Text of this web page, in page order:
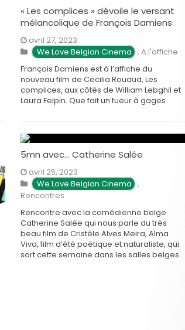
« Les complices » dévoile le versant
mélancolique de François Damiens
avril 27, 2023
We Love Belgian Cinema , A l'affiche
François Damiens est à l’affiche du
nouveau film de Cecilia Rouaud, Les
complices, aux côtés de William Lebghil et
Laura Felpin. Que fait un tueur à gages
question qu’est bien obligé de se poser
Max, …
5mn avec… Catherine Salée
avril 25, 2023
We Love Belgian Cinema ,
Rencontres
Rencontre avec la comédienne belge
Catherine Salée qui nous parle du très
beau film de Cristèle Alves Meira, Alma
Viva, film d’été poétique et naturaliste, qui
sort cette semaine dans les salles belges.